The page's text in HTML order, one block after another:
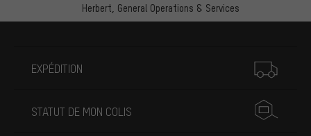
Herbert, General Operations & Services
EXPÉDITION
STATUT DE MON COLIS